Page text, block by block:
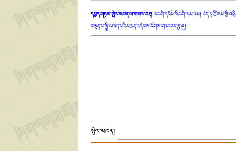
དཔྱད་གཏམ་སྤེལ་མཁན་ལ་གསལ་བརྡ།རང་གི་དངོས་མིང་གི་ལམ་ནས།
བསྟན་པ་སྤྱི་ལ་ཕན་པའི་མཆན་འདེབས་རོགས་གནང་བར་ཞུ་ཞུ། །
སྤེལ་མཁན།